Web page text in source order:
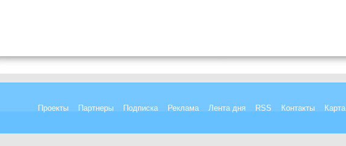
Проекты Партнеры Подписка Реклама Лента дня RSS Контакты